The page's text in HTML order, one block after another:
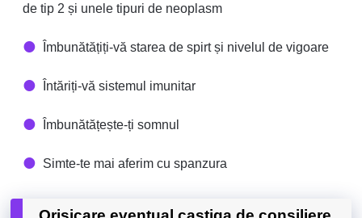
de tip 2 și unele tipuri de neoplasm
Îmbunătățiți-vă starea de spirt și nivelul de vigoare
Întăriți-vă sistemul imunitar
Îmbunătățește-ți somnul
Simte-te mai aferim cu spanzura